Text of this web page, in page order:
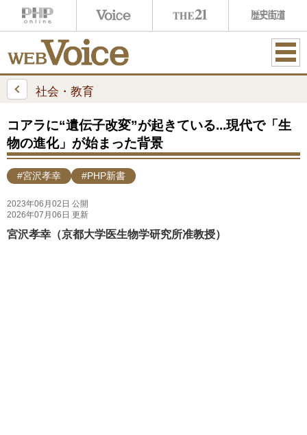
ME
社会・教育
コアラに“遺伝子改変”が起きている...現代で「生
物の進化」が始まった背景
#宮沢孝幸 #PHP新書
2023年06月02日 公開
2026年07月06日 更新
宮沢孝幸（京都大学医生物学研究所准教授）